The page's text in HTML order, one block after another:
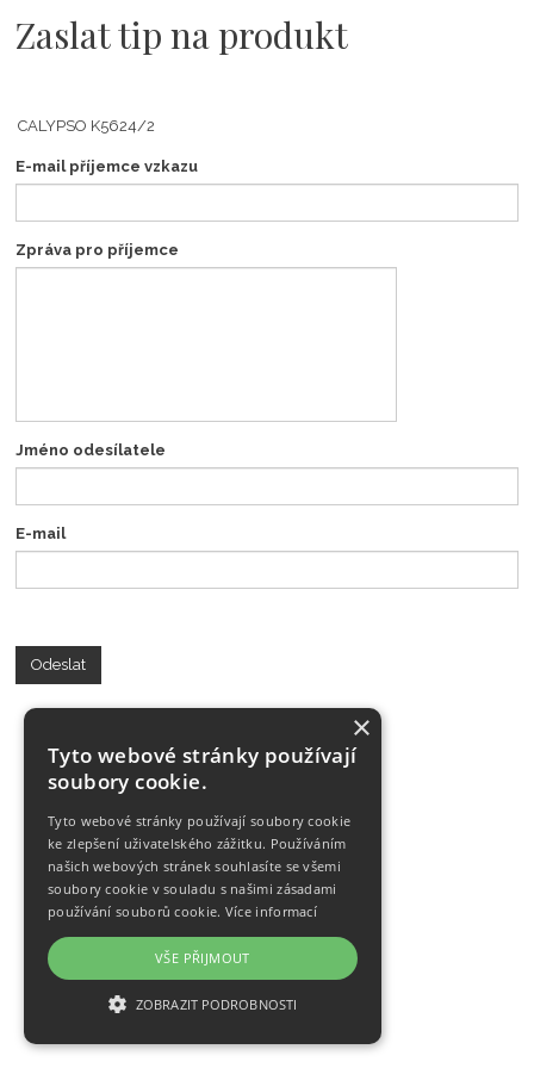
Zaslat tip na produkt
E-mail příjemce vzkazu
Zpráva pro příjemce
Jméno odesílatele
E-mail
Odeslat
×
Tyto webové stránky používají
soubory cookie.
Tyto webové stránky používají soubory cookie
ke zlepšení uživatelského zážitku. Používáním
našich webových stránek souhlasíte se všemi
soubory cookie v souladu s našimi zásadami
používání souborů cookie. Více informací
VŠE PŘIJMOUT
ZOBRAZIT PODROBNOSTI
NEZBYTNĚ NUTNÉ SOUBORY